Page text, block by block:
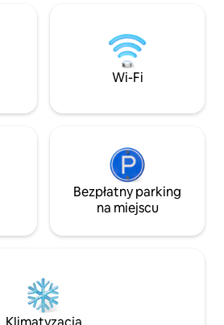
w Krvavec (45
w
internetowi
Wi-Fi. Twój
Inteligentny 40-
kuchenka
część
przybory
Wi-Fi
Bezpłatny parking
na miejscu